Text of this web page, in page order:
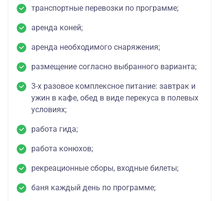
транспортные перевозки по программе;
аренда коней;
аренда необходимого снаряжения;
размещение согласно выбранного варианта;
3-х разовое комплексное питание: завтрак и
ужин в кафе, обед в виде перекуса в полевых
условиях;
работа гида;
работа конюхов;
рекреационные сборы, входные билеты;
баня каждый день по программе;